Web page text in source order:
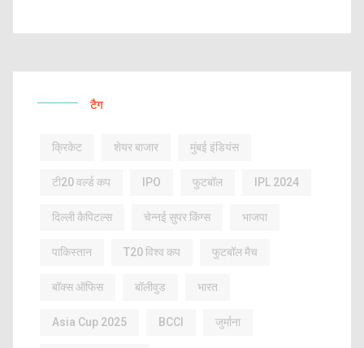
टैग
क्रिकेट शेयर बाजार मुंबई इंडियंस
टी20 वर्ल्ड कप IPO फुटबॉल IPL 2024
दिल्ली कैपिटल्स चेन्नई सुपर किंग्स भाजपा
पाकिस्तान T20 विश्व कप फुटबॉल मैच
बॉक्स ऑफिस बॉलीवुड भारत
Asia Cup 2025 BCCI जुर्माना